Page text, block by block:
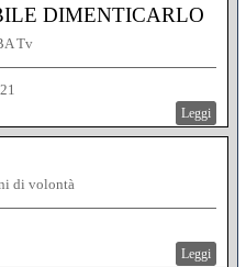
DIMENTICARLO
Tv
Leggi
di volontà
Leggi